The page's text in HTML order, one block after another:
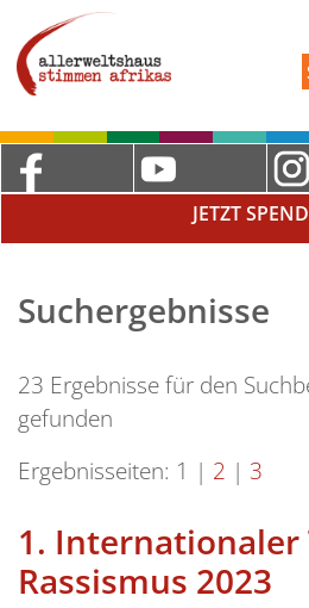
JETZT
Suchergebnisse
23 Ergebnisse für den
gefunden
Ergebnisseiten: 1 | 2 | 3
1. Internationaler
Rassismus 2023